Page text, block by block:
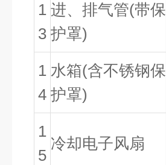
1
3
进、排气管(带保
护罩)
1
4
水箱(含不锈钢保
护罩)
1
5
冷却电子风扇